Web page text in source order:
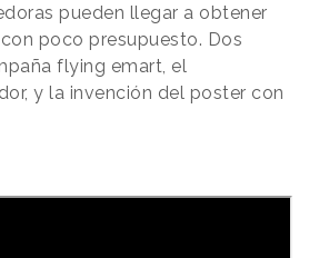
pueden llegar a obtener
poco presupuesto. Dos
flying emart, el
y la invención del poster con